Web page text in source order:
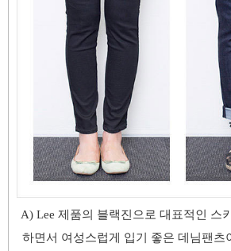
A) Lee 제품의 블랙진으로 대표적인 스
하면서 여성스럽게 입기 좋은 데님팬츠